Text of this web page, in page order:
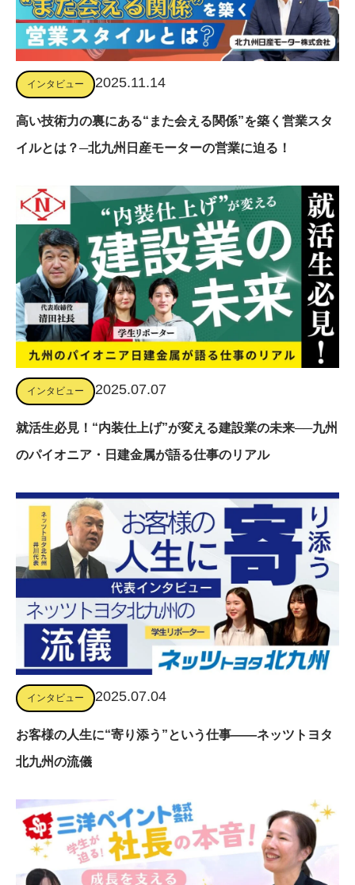
インタビュー 2025.11.14
高い技術力の裏にある“また会える関係”を築く営業スタ
イルとは？─北九州日産モーターの営業に迫る！
インタビュー 2025.07.07
就活生必見！“内装仕上げ”が変える建設業の未来──九州
のパイオニア・日建金属が語る仕事のリアル
インタビュー 2025.07.04
お客様の人生に“寄り添う”という仕事――ネッツトヨタ
北九州の流儀